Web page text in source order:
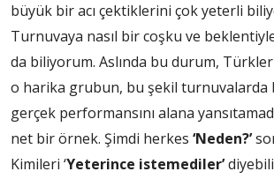
büyük bir acı çektiklerini çok yeterli
Turnuvaya nasıl bir coşku ve beklentiyle
da biliyorum. Aslında bu durum,
o harika grubun, bu şekil turnuvalarda
gerçek performansını alana
net bir örnek. Şimdi herkes ‘Neden?’
Kimileri ‘Yeterince istemediler’